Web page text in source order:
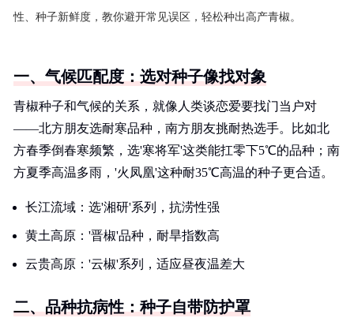
性、种子新鲜度，教你避开常见误区，轻松种出高产青椒。
一、气候匹配度：选对种子像找对象
青椒种子和气候的关系，就像人类谈恋爱要找门当户对
——北方朋友选耐寒品种，南方朋友挑耐热选手。比如北
方春季倒春寒频繁，选'寒将军'这类能扛零下5℃的品种；南
方夏季高温多雨，'火凤凰'这种耐35℃高温的种子更合适。
长江流域：选'湘研'系列，抗涝性强
黄土高原：'晋椒'品种，耐旱指数高
云贵高原：'云椒'系列，适应昼夜温差大
二、品种抗病性：种子自带防护罩